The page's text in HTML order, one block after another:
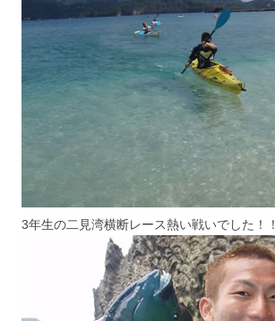
3年生の二見湾横断レース熱い戦いでした！！